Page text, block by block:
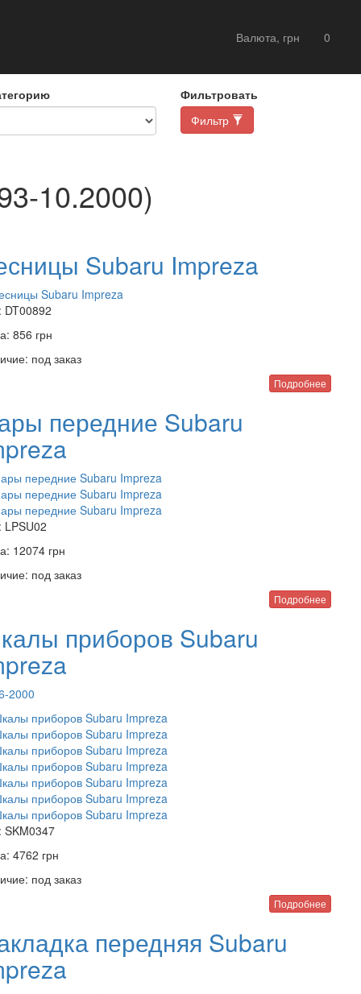
Валюта, грн 0
Фильтровать
Фильтр
10.2000)
Subaru Impreza
DT00892
856 грн
под заказ
Подробнее
передние Subaru
LPSU02
12074 грн
под заказ
Подробнее
приборов Subaru
2000
SKM0347
4762 грн
под заказ
Подробнее
передняя Subaru